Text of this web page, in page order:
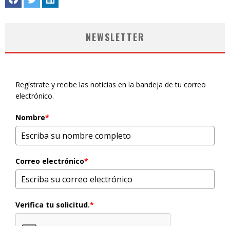
NEWSLETTER
Regístrate y recibe las noticias en la bandeja de tu correo
electrónico.
Nombre*
Correo electrónico*
Verifica tu solicitud.*